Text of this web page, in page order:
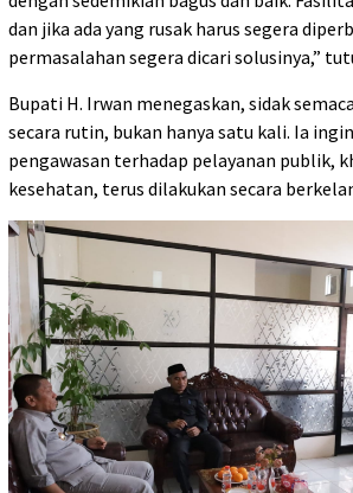
dan jika ada yang rusak harus segera
permasalahan segera dicari solusinya,”
Bupati H. Irwan menegaskan, sidak
secara rutin, bukan hanya satu kali. Ia
pengawasan terhadap pelayanan publik,
kesehatan, terus dilakukan secara